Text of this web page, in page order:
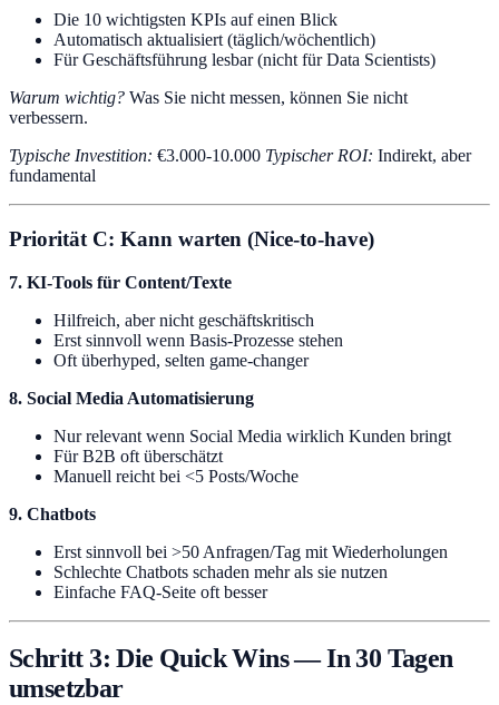
Die 10 wichtigsten KPIs auf einen Blick
Automatisch aktualisiert (täglich/wöchentlich)
Für Geschäftsführung lesbar (nicht für Data Scientists)
Warum wichtig? Was Sie nicht messen, können Sie nicht
verbessern.
Typische Investition: €3.000-10.000 Typischer ROI: Indirekt, aber
fundamental
Priorität C: Kann warten (Nice-to-have)
7. KI-Tools für Content/Texte
Hilfreich, aber nicht geschäftskritisch
Erst sinnvoll wenn Basis-Prozesse stehen
Oft überhyped, selten game-changer
8. Social Media Automatisierung
Nur relevant wenn Social Media wirklich Kunden bringt
Für B2B oft überschätzt
Manuell reicht bei <5 Posts/Woche
9. Chatbots
Erst sinnvoll bei >50 Anfragen/Tag mit Wiederholungen
Schlechte Chatbots schaden mehr als sie nutzen
Einfache FAQ-Seite oft besser
Schritt 3: Die Quick Wins — In 30 Tagen
umsetzbar